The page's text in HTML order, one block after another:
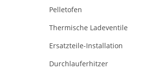
Pelletofen
Thermische Ladeventile
Ersatzteile-Installation
Durchlauferhitzer